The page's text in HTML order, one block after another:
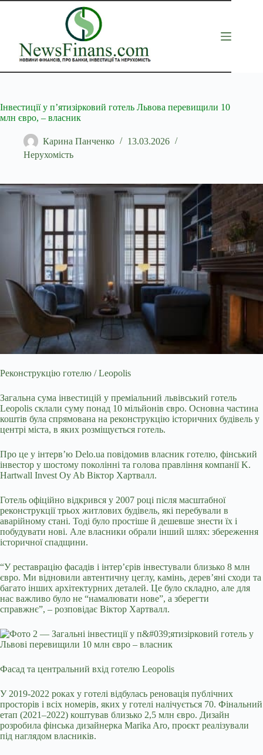
Перейти
Інвестиції у п’ятизірковий готель Львова перевищили 10
млн євро, – власник
Карина Панченко
13.03.2026
Нерухомість
Реконструкцію готелю / Leopolis
Загальна сума інвестицій у преміальний львівський готель
Leopolis склали суму понад 10 мільйонів євро. Основна частина
коштів була спрямована на реконструкцію історичних будівель у
центрі міста, в яких розміщується готель.
Про це у інтерв’ю Delo.ua повідомив власник готелю, фінський
інвестор у шостому поколінні та голова правління компанії K.
Hartwall Invest Oy Ab Віктор Хартвалл.
Готель офіційно відкрився у 2007 році після масштабної
реконструкції трьох житлових будівель, які перебували в
аварійному стані. Тоді було простіше й дешевше знести їх і
побудувати нові. Але власники обрали інший шлях: збереження
історичної спадщини.
“У реставрацію фасадів і інтер’єрів інвестували близько 8 млн
євро. Ми відновили автентичну цеглу, камінь, дерев’яні сходи та
багато інших архітектурних деталей. Це було складно, але для
нас важливо було не “намалювати нове”, а зберегти
справжнє”, – розповідає Віктор Хартвалл.
Фасад та центральний вхід готелю Leopolis
У 2019-2022 роках у готелі відбулась реновація публічних
просторів і всіх номерів, яких у готелі налічується 70. Фінальний
етап (2021–2022) коштував близько 2,5 млн євро. Дизайн
розробила фінська дизайнерка Marika Aro, проєкт реалізували
під наглядом власників.